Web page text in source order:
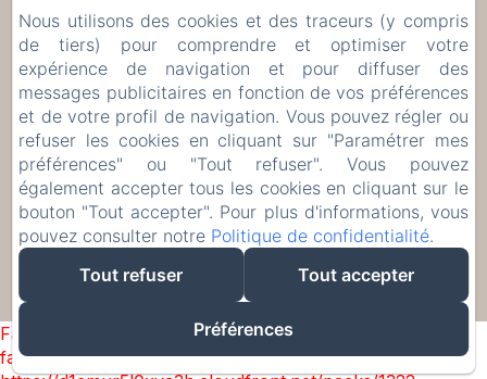
Les Trois Voisins
17 Rue de Bohée, Bourseigne-Vieille, 5575,
Belgique
etiennecambier@yahoo.fr
+32 61 51 33 80
+32 476 75 34 77
Créé par Amenitiz
Failed to load BookingEngine/index: Loading chunk 1322
failed. (missing:
Nous utilisons des cookies et des traceurs (y compris
de tiers) pour comprendre et optimiser votre
expérience de navigation et pour diffuser des
messages publicitaires en fonction de vos préférences
et de votre profil de navigation. Vous pouvez régler ou
refuser les cookies en cliquant sur "Paramétrer mes
préférences" ou "Tout refuser". Vous pouvez
également accepter tous les cookies en cliquant sur le
bouton "Tout accepter". Pour plus d'informations, vous
pouvez consulter notre Politique de confidentialité.
Tout refuser
Tout accepter
Préférences